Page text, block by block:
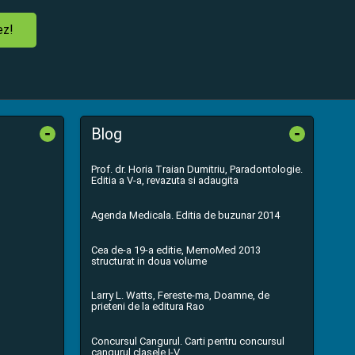
- Blog -
Prof. dr. Horia Traian Dumitriu, Paradontologie.
Editia a V-a, revazuta si adaugita
Agenda Medicala. Editia de buzunar 2014
Cea de-a 19-a editie, MemoMed 2013
structurat in doua volume
Larry L. Watts, Fereste-ma, Doamne, de
prieteni de la editura Rao
Concursul Cangurul. Carti pentru concursul
cangurul clasele I-V